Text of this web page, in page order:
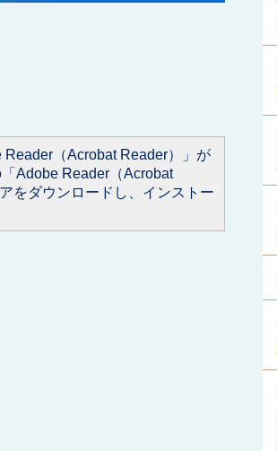
（Acrobat Reader）」が
Adobe Reader（Acrobat
をダウンロードし、インストー